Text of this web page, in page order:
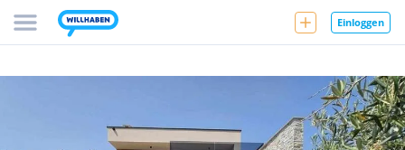
Einloggen